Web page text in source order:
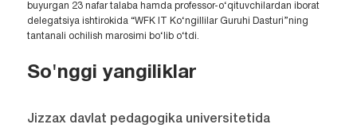
buyurgan 23 nafar talaba hamda professor-o‘qituvchilardan iborat
delegatsiya ishtirokida “WFK IT Ko‘ngillilar Guruhi Dasturi”ning
tantanali ochilish marosimi bo‘lib o‘tdi.
So'nggi yangiliklar
Jizzax davlat pedagogika universitetida